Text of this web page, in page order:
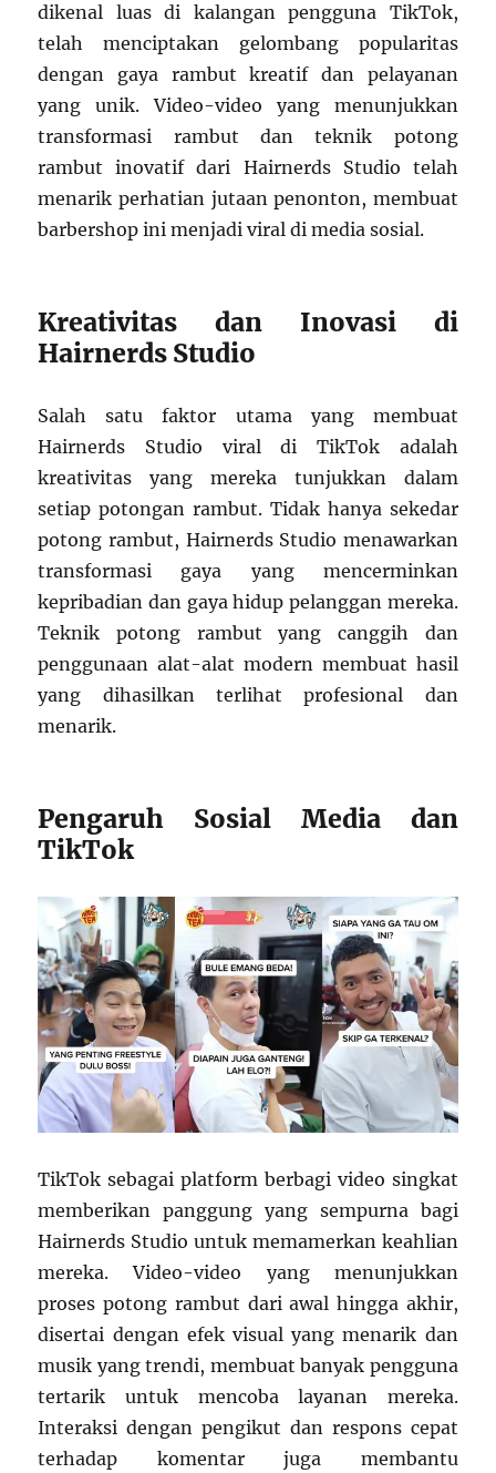
dikenal luas di kalangan pengguna TikTok,
telah menciptakan gelombang popularitas
dengan gaya rambut kreatif dan pelayanan
yang unik. Video-video yang menunjukkan
transformasi rambut dan teknik potong
rambut inovatif dari Hairnerds Studio telah
menarik perhatian jutaan penonton, membuat
barbershop ini menjadi viral di media sosial.
Kreativitas dan Inovasi di
Hairnerds Studio
Salah satu faktor utama yang membuat
Hairnerds Studio viral di TikTok adalah
kreativitas yang mereka tunjukkan dalam
setiap potongan rambut. Tidak hanya sekedar
potong rambut, Hairnerds Studio menawarkan
transformasi gaya yang mencerminkan
kepribadian dan gaya hidup pelanggan mereka.
Teknik potong rambut yang canggih dan
penggunaan alat-alat modern membuat hasil
yang dihasilkan terlihat profesional dan
menarik.
Pengaruh Sosial Media dan
TikTok
TikTok sebagai platform berbagi video singkat
memberikan panggung yang sempurna bagi
Hairnerds Studio untuk memamerkan keahlian
mereka. Video-video yang menunjukkan
proses potong rambut dari awal hingga akhir,
disertai dengan efek visual yang menarik dan
musik yang trendi, membuat banyak pengguna
tertarik untuk mencoba layanan mereka.
Interaksi dengan pengikut dan respons cepat
terhadap komentar juga membantu